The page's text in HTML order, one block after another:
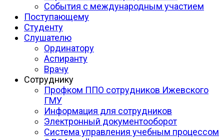
События с международным участием
Поступающему
Студенту
Слушателю
Ординатору
Аспиранту
Врачу
Сотруднику
Профком ППО сотрудников Ижевского
ГМУ
Информация для сотрудников
Электронный документооборот
Система управления учебным процессом